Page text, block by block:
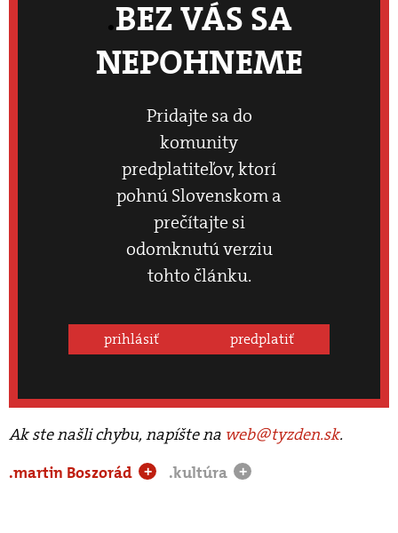
BEZ VÁS SA
NEPOHNEME
Pridajte sa do
komunity
predplatiteľov, ktorí
pohnú Slovenskom a
prečítajte si
odomknutú verziu
tohto článku.
prihlásiť predplatiť
Ak ste našli chybu, napíšte na web@tyzden.sk.
.martin Boszorád
+ .kultúra +